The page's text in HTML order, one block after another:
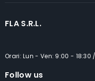
FLA S.R.L.
Orari: Lun - Ven: 9:00 - 18:30
Follow us